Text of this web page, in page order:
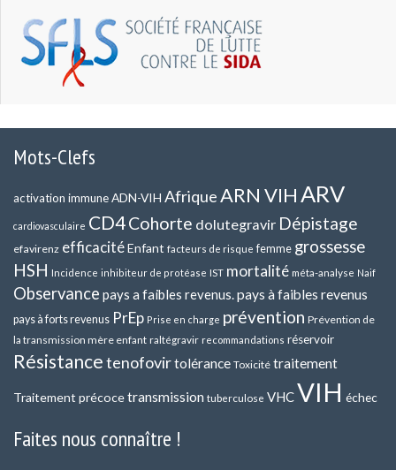
Mots-Clefs
activation immuneADN-VIH AfriqueARN VIHARV
cardiovasculaire CD4Cohorte dolutegravir Dépistage
efavirenz efficacitéEnfant facteurs de risque femme grossesse
HSH Incidence inhibiteur de protéase IST mortalité méta-analyse Naif
Observance pays a faibles revenus.pays à faibles revenus
pays à forts revenus PrEp Prise en charge prévention Prévention de
la transmission mère enfant raltégravir recommandations réservoir
Résistancetenofovirtolérance Toxicité traitement
Traitement précocetransmission tuberculose VHCVIH échec
Faites nous connaître !